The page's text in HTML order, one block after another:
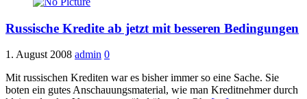
Russische Kredite ab jetzt mit besseren Bedingungen
1. August 2008 admin 0
Mit russischen Krediten war es bisher immer so eine Sache. Sie
boten ein gutes Anschauungsmaterial, wie man Kreditnehmer durch